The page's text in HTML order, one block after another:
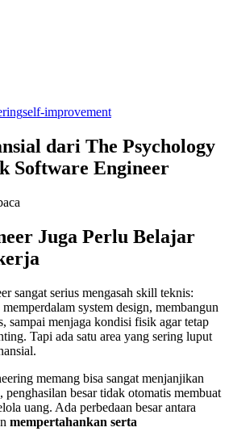
self-improvement
dari The Psychology
Software Engineer
Juga Perlu Belajar
sangat serius mengasah skill teknis:
system design, membangun
sampai menjaga kondisi fisik agar tetap
Tapi ada satu area yang sering luput
memang bisa sangat menjanjikan
penghasilan besar tidak otomatis membuat
uang. Ada perbedaan besar antara
mempertahankan serta